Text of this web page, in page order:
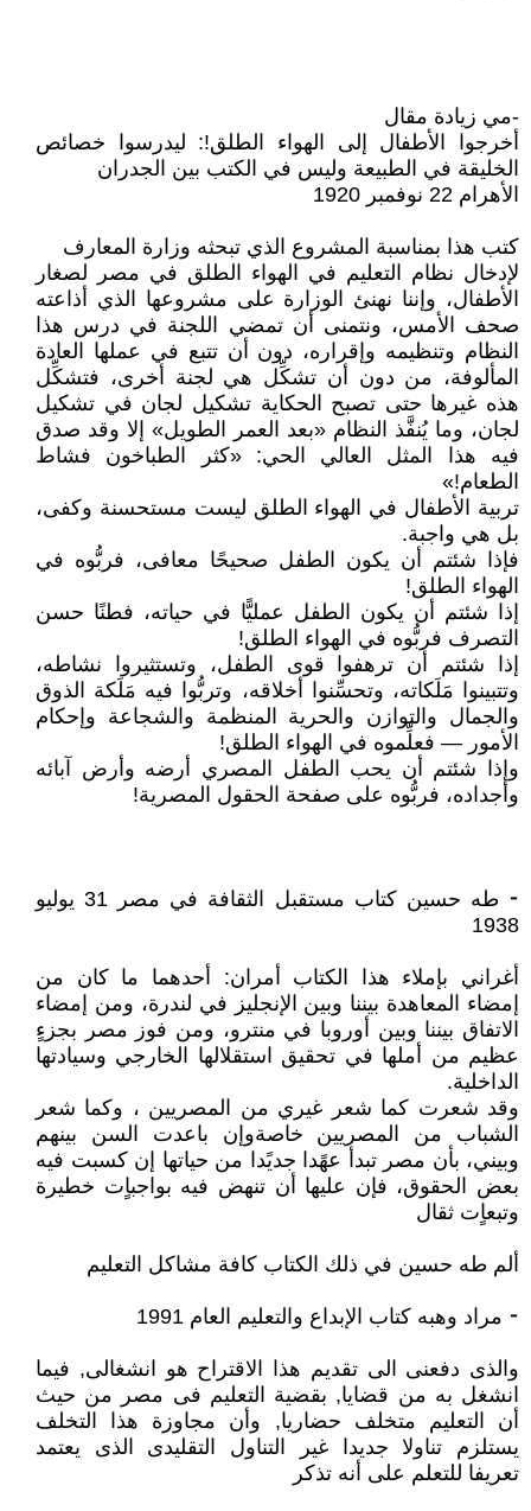
-مي زيادة مقال
أخرجوا الأطفال إلى الهواء الطلق!: ليدرسوا خصائص
الخليقة في الطبيعة وليس في الكتب بين الجدران
الأهرام 22 نوفمبر 1920
كتب هذا بمناسبة المشروع الذي تبحثه وزارة المعارف
لإدخال نظام التعليم في الهواء الطلق في مصر لصغار
الأطفال، وإننا نهنئ الوزارة على مشروعها الذي أذاعته
صحف الأمس، ونتمنى أن تمضي اللجنة في درس هذا
النظام وتنظيمه وإقراره، دون أن تتبع في عملها العادة
المألوفة، من دون أن تشكِّل هي لجنة أخرى، فتشكِّل
هذه غيرها حتى تصبح الحكاية تشكيل لجان في تشكيل
لجان، وما يُنفَّذ النظام «بعد العمر الطويل» إلا وقد صدق
فيه هذا المثل العالي الحي: «كثر الطباخون فشاط
الطعام!»
تربية الأطفال في الهواء الطلق ليست مستحسنة وكفى،
بل هي واجبة.
فإذا شئتم أن يكون الطفل صحيحًا معافى، فربُّوه في
الهواء الطلق!
إذا شئتم أن يكون الطفل عمليًّا في حياته، فطنًا حسن
التصرف فربُّوه في الهواء الطلق!
إذا شئتم أن ترهفوا قوى الطفل، وتستثيروا نشاطه،
وتتبينوا مَلَكاته، وتحسِّنوا أخلاقه، وتربُّوا فيه مَلَكة الذوق
والجمال والتوازن والحرية المنظمة والشجاعة وإحكام
الأمور — فعلِّموه في الهواء الطلق!
وإذا شئتم أن يحب الطفل المصري أرضه وأرض آبائه
وأجداده، فربُّوه على صفحة الحقول المصرية!
⁃ طه حسين كتاب مستقبل الثقافة في مصر 31 يوليو
1938
أغراني بإملاء هذا الكتاب أمران: أحدهما ما كان من
إمضاء المعاهدة بيننا وبين الإنجليز في لندرة، ومن إمضاء
الاتفاق بيننا وبين أوروبا في منترو، ومن فوز مصر بجزءٍ
عظيم من أملها في تحقيق استقلالها الخارجي وسيادتها
الداخلية.
وقد شعرت كما شعر غيري من المصريين ، وكما شعر
الشباب من المصريين خاصة وإن باعدت السن بينهم
وبيني، بأن مصر تبدأ عهًدا جديًدا من حياتها إن كسبت فيه
بعض الحقوق، فإن عليها أن تنهض فيه بواجباٍت خطيرة
وتبعاٍت ثقال
ألم طه حسين في ذلك الكتاب كافة مشاكل التعليم
⁃ مراد وهبه كتاب الإبداع والتعليم العام 1991
والذى دفعنى الى تقديم هذا الاقتراح هو انشغالى, فيما
انشغل به من قضايا, بقضية التعليم فى مصر من حيث
أن التعليم متخلف حضاريا, وأن مجاوزة هذا التخلف
يستلزم تناولا جديدا غير التناول التقليدى الذى يعتمد
تعريفا للتعلم على أنه تذكر